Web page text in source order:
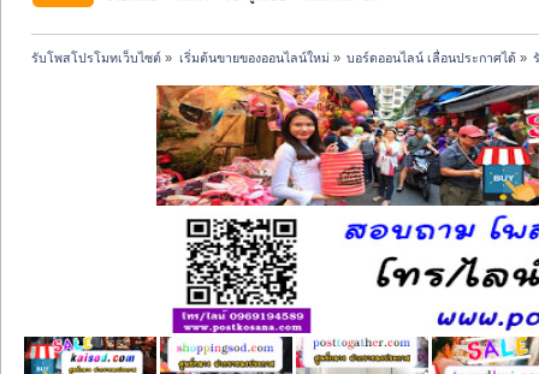
รับโพสโปรโมทเว็บไซต์ » เริ่มต้นขายของออนไลน์ใหม่» บอร์ดออนไลน์ เลื่อนประกาศได้»